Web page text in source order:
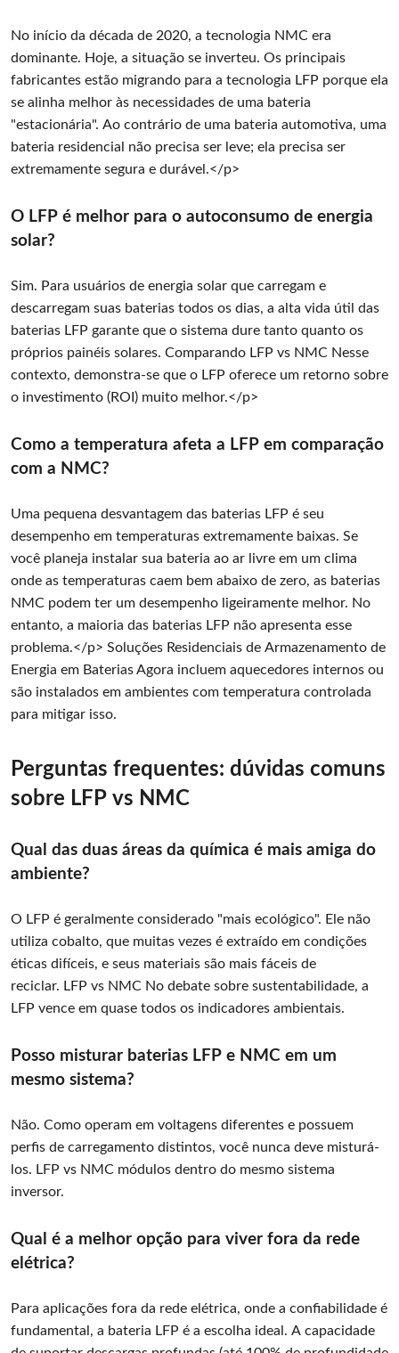
No início da década de 2020, a tecnologia NMC era
dominante. Hoje, a situação se inverteu. Os principais
fabricantes estão migrando para a tecnologia LFP porque ela
se alinha melhor às necessidades de uma bateria
"estacionária". Ao contrário de uma bateria automotiva, uma
bateria residencial não precisa ser leve; ela precisa ser
extremamente segura e durável.</p>
O LFP é melhor para o autoconsumo de energia
solar?
Sim. Para usuários de energia solar que carregam e
descarregam suas baterias todos os dias, a alta vida útil das
baterias LFP garante que o sistema dure tanto quanto os
próprios painéis solares. Comparando LFP vs NMC Nesse
contexto, demonstra-se que o LFP oferece um retorno sobre
o investimento (ROI) muito melhor.</p>
Como a temperatura afeta a LFP em comparação
com a NMC?
Uma pequena desvantagem das baterias LFP é seu
desempenho em temperaturas extremamente baixas. Se
você planeja instalar sua bateria ao ar livre em um clima
onde as temperaturas caem bem abaixo de zero, as baterias
NMC podem ter um desempenho ligeiramente melhor. No
entanto, a maioria das baterias LFP não apresenta esse
problema.</p> Soluções Residenciais de Armazenamento de
Energia em BateriasAgora incluem aquecedores internos ou
são instalados em ambientes com temperatura controlada
para mitigar isso.
Perguntas frequentes: dúvidas comuns
sobre LFP vs NMC
Qual das duas áreas da química é mais amiga do
ambiente?
O LFP é geralmente considerado "mais ecológico". Ele não
utiliza cobalto, que muitas vezes é extraído em condições
éticas difíceis, e seus materiais são mais fáceis de
reciclar. LFP vs NMC No debate sobre sustentabilidade, a
LFP vence em quase todos os indicadores ambientais.
Posso misturar baterias LFP e NMC em um
mesmo sistema?
Não. Como operam em voltagens diferentes e possuem
perfis de carregamento distintos, você nunca deve misturá-
los. LFP vs NMC módulos dentro do mesmo sistema
inversor.
Qual é a melhor opção para viver fora da rede
elétrica?
Para aplicações fora da rede elétrica, onde a confiabilidade é
fundamental, a bateria LFP é a escolha ideal. A capacidade